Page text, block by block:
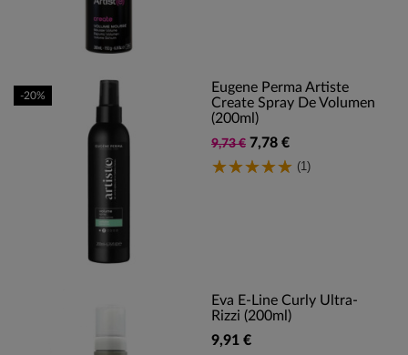
Eugene Perma Artiste
Create Spray De Volumen
(200ml)
9,73 € 7,78 €
(1)
-20%
Eva E-Line Curly Ultra-
Rizzi (200ml)
9,91 €